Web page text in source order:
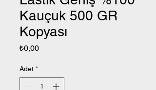
Kauçuk 500 GR
Kopyası
₺0,00Fiyat
Adet *